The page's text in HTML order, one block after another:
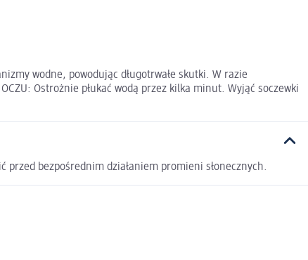
wodne, powodując długotrwałe skutki. W razie
Ostrożnie płukać wodą przez kilka minut. Wyjąć soczewki
bezpośrednim działaniem promieni słonecznych.